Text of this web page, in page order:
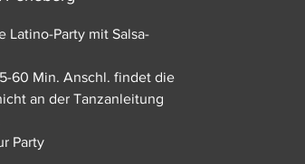
Latino-Party mit Salsa-
60 Min. Anschl. findet die
an der Tanzanleitung
Party